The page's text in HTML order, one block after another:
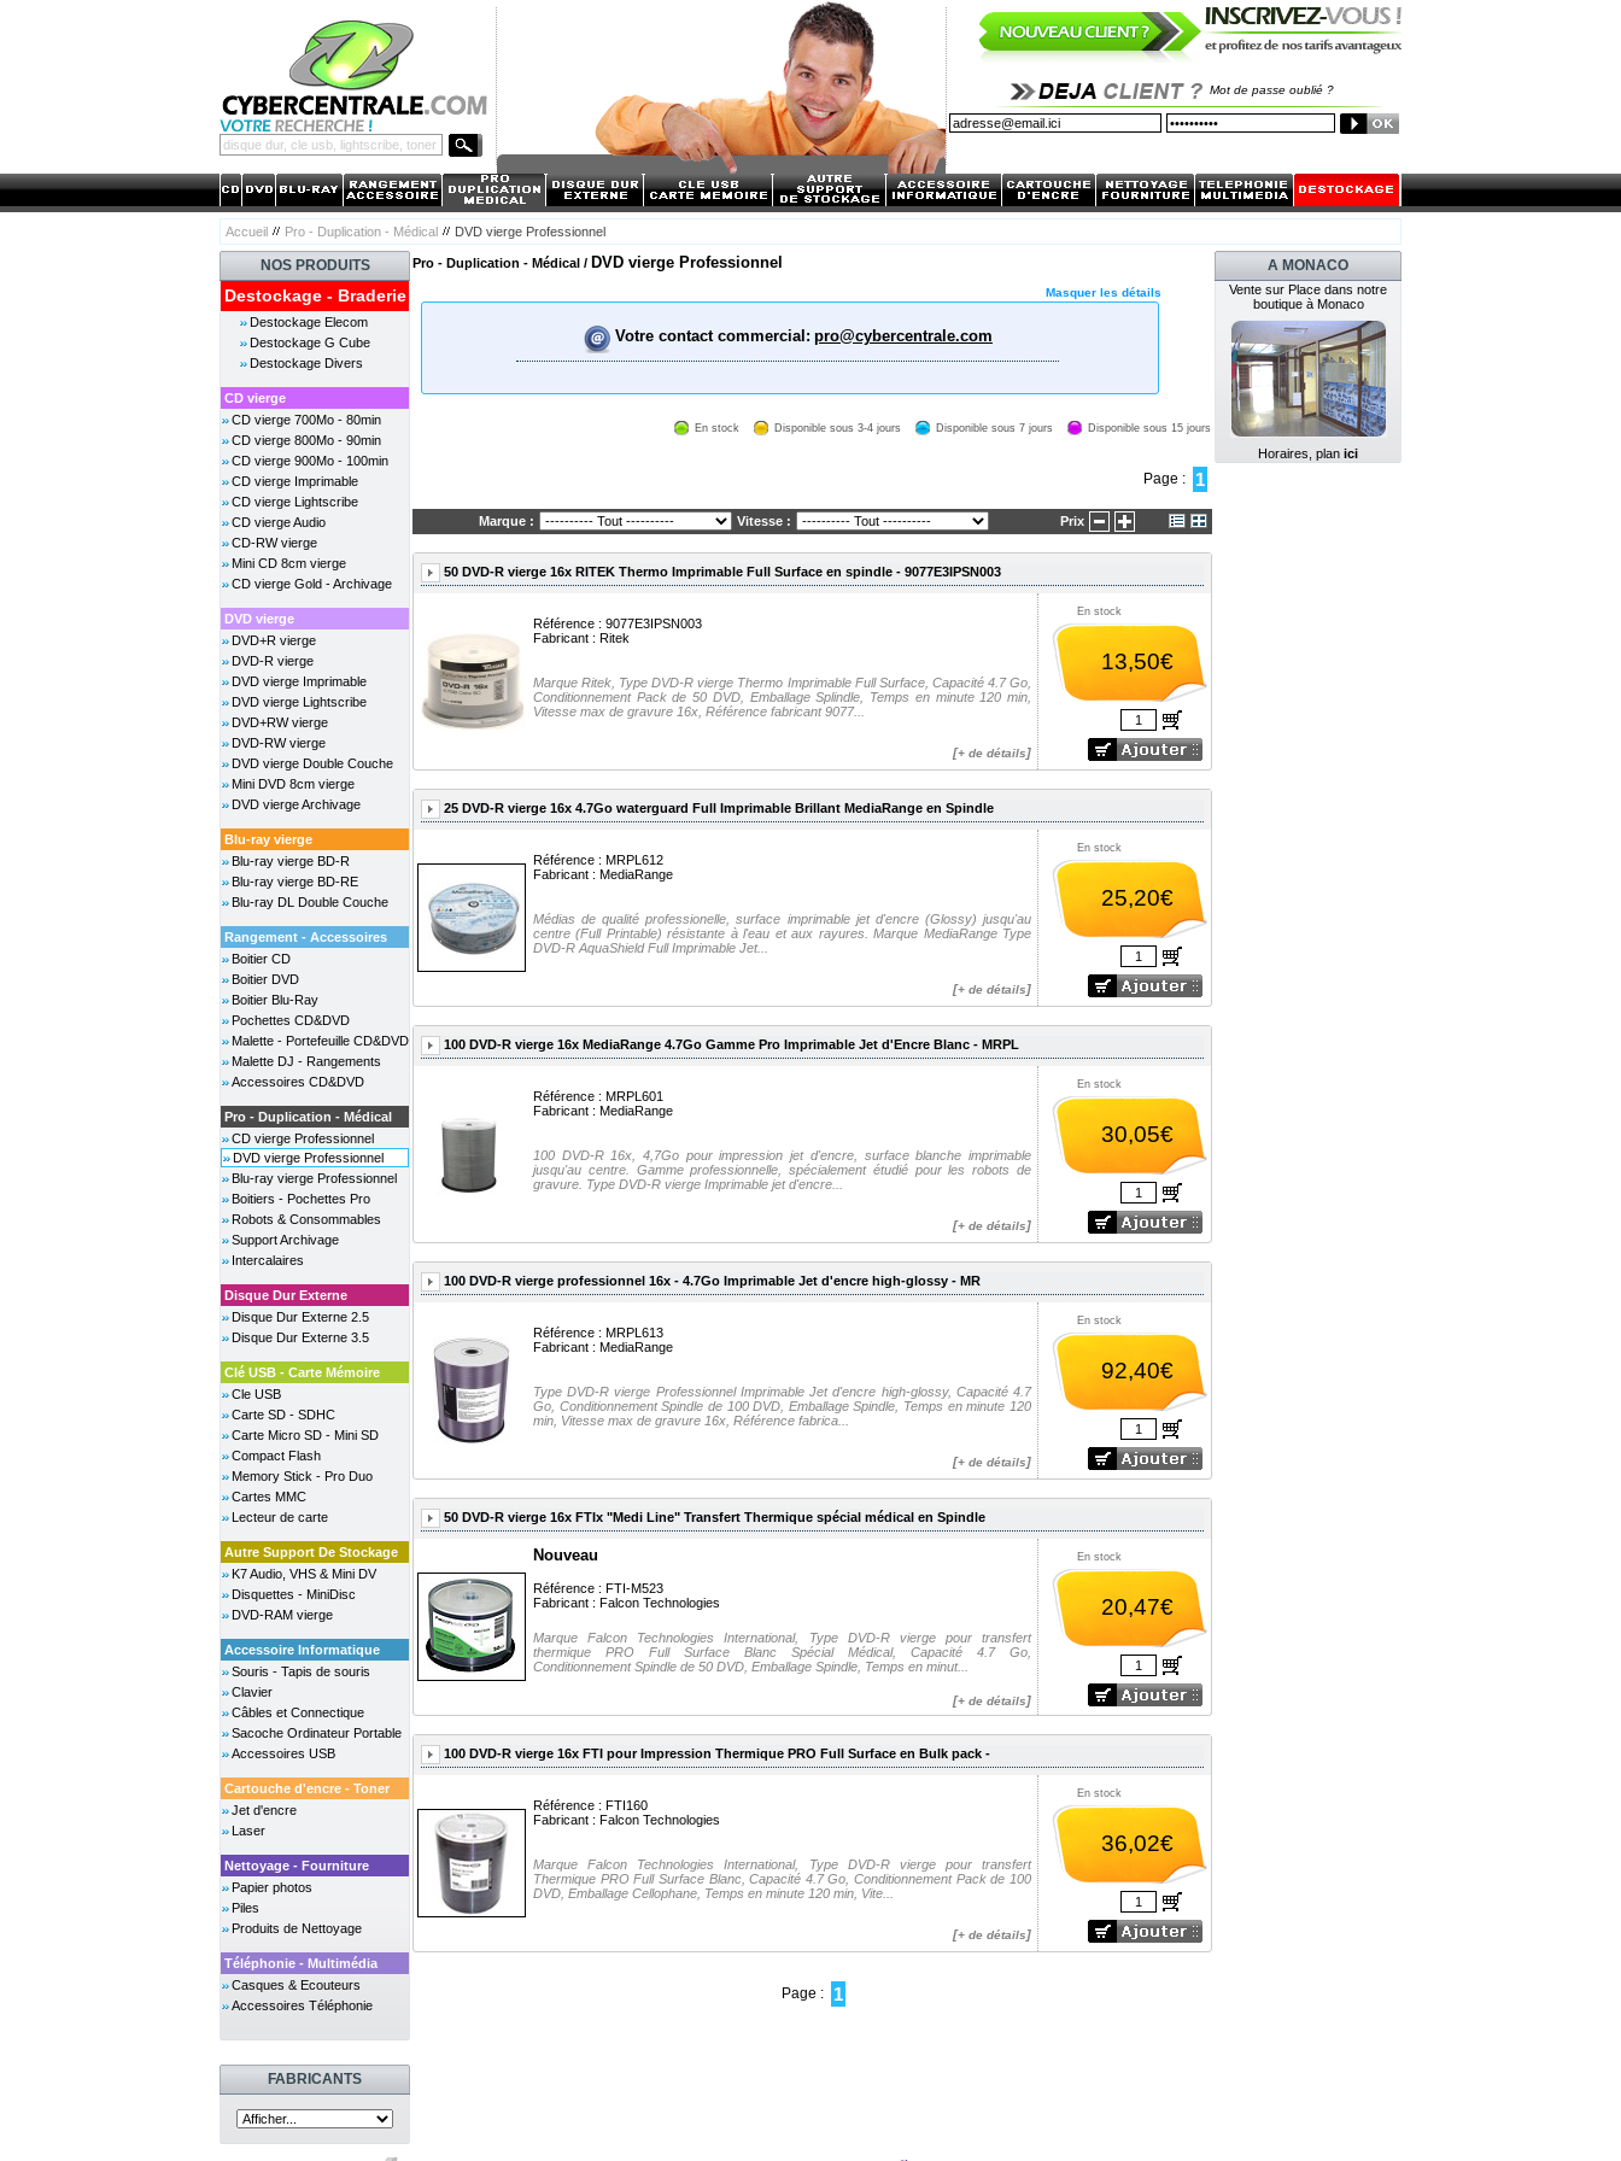
Mot de passe oublié ?
Accueil Pro - Duplication - Médical DVD vierge Professionnel
NOS PRODUITS
Destockage - Braderie
Destockage Elecom
Destockage G Cube
Destockage Divers
CD vierge
CD vierge 700Mo - 80min
CD vierge 800Mo - 90min
CD vierge 900Mo - 100min
CD vierge Imprimable
CD vierge Lightscribe
CD vierge Audio
CD-RW vierge
Mini CD 8cm vierge
CD vierge Gold - Archivage
DVD vierge
DVD+R vierge
DVD-R vierge
DVD vierge Imprimable
DVD vierge Lightscribe
DVD+RW vierge
DVD-RW vierge
DVD vierge Double Couche
Mini DVD 8cm vierge
DVD vierge Archivage
Blu-ray vierge
Blu-ray vierge BD-R
Blu-ray vierge BD-RE
Blu-ray DL Double Couche
Rangement - Accessoires
Boitier CD
Boitier DVD
Boitier Blu-Ray
Pochettes CD&DVD
Malette - Portefeuille CD&DVD
Malette DJ - Rangements
Accessoires CD&DVD
Pro - Duplication - Médical
CD vierge Professionnel
DVD vierge Professionnel
Blu-ray vierge Professionnel
Boitiers - Pochettes Pro
Robots & Consommables
Support Archivage
Intercalaires
Disque Dur Externe
Disque Dur Externe 2.5
Disque Dur Externe 3.5
Clé USB - Carte Mémoire
Cle USB
Carte SD - SDHC
Carte Micro SD - Mini SD
Compact Flash
Memory Stick - Pro Duo
Cartes MMC
Lecteur de carte
Autre Support De Stockage
K7 Audio, VHS & Mini DV
Disquettes - MiniDisc
DVD-RAM vierge
Accessoire Informatique
Souris - Tapis de souris
Clavier
Câbles et Connectique
Sacoche Ordinateur Portable
Accessoires USB
Cartouche d'encre - Toner
Jet d'encre
Laser
Nettoyage - Fourniture
Papier photos
Piles
Produits de Nettoyage
Téléphonie - Multimédia
Casques & Ecouteurs
Accessoires Téléphonie
FABRICANTS
Pro - Duplication - Médical / DVD vierge Professionnel
Masquer les détails
Votre contact commercial: pro@cybercentrale.com
En stock Disponible sous 3-4 jours Disponible sous 7 jours Disponible sous 15 jours
Page : 1
Marque : Vitesse : Prix
50 DVD-R vierge 16x RITEK Thermo Imprimable Full Surface en spindle - 9077E3IPSN003
En stock
13,50€
Référence : 9077E3IPSN003
Fabricant : Ritek
Marque Ritek, Type DVD-R vierge Thermo Imprimable Full Surface, Capacité 4.7 Go,
Conditionnement Pack de 50 DVD, Emballage Splindle, Temps en minute 120 min,
Vitesse max de gravure 16x, Référence fabricant 9077...
[+ de détails]
25 DVD-R vierge 16x 4.7Go waterguard Full Imprimable Brillant MediaRange en Spindle
En stock
25,20€
Référence : MRPL612
Fabricant : MediaRange
Médias de qualité professionelle, surface imprimable jet d'encre (Glossy) jusqu'au
centre (Full Printable) résistante à l'eau et aux rayures. Marque MediaRange Type
DVD-R AquaShield Full Imprimable Jet...
[+ de détails]
100 DVD-R vierge 16x MediaRange 4.7Go Gamme Pro Imprimable Jet d'Encre Blanc - MRPL
En stock
30,05€
Référence : MRPL601
Fabricant : MediaRange
100 DVD-R 16x, 4,7Go pour impression jet d'encre, surface blanche imprimable
jusqu'au centre. Gamme professionnelle, spécialement étudié pour les robots de
gravure. Type DVD-R vierge Imprimable jet d'encre...
[+ de détails]
100 DVD-R vierge professionnel 16x - 4.7Go Imprimable Jet d'encre high-glossy - MR
En stock
92,40€
Référence : MRPL613
Fabricant : MediaRange
Type DVD-R vierge Professionnel Imprimable Jet d'encre high-glossy, Capacité 4.7
Go, Conditionnement Spindle de 100 DVD, Emballage Spindle, Temps en minute 120
min, Vitesse max de gravure 16x, Référence fabrica...
[+ de détails]
50 DVD-R vierge 16x FTIx "Medi Line" Transfert Thermique spécial médical en Spindle
Nouveau En stock
20,47€
Référence : FTI-M523
Fabricant : Falcon Technologies
Marque Falcon Technologies International, Type DVD-R vierge pour transfert
thermique PRO Full Surface Blanc Spécial Médical, Capacité 4.7 Go,
Conditionnement Spindle de 50 DVD, Emballage Spindle, Temps en minut...
[+ de détails]
100 DVD-R vierge 16x FTI pour Impression Thermique PRO Full Surface en Bulk pack -
En stock
36,02€
Référence : FTI160
Fabricant : Falcon Technologies
Marque Falcon Technologies International, Type DVD-R vierge pour transfert
Thermique PRO Full Surface Blanc, Capacité 4.7 Go, Conditionnement Pack de 100
DVD, Emballage Cellophane, Temps en minute 120 min, Vite...
[+ de détails]
Page : 1
A MONACO
Vente sur Place dans notre
boutique à Monaco
Horaires, plan ici